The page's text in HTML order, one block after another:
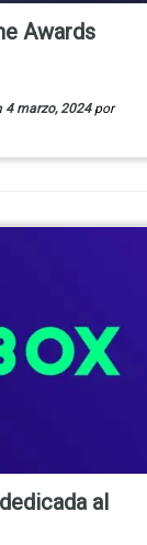
Awards
4 marzo, 2024 por
al